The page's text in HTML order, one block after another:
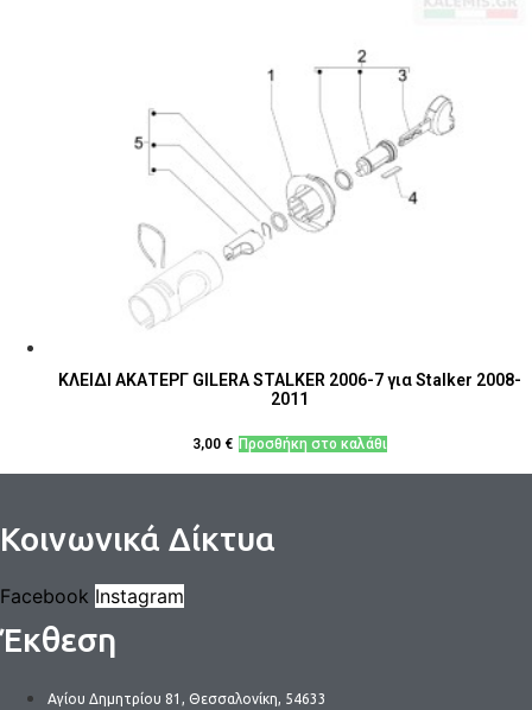
ΚΛΕΙΔΙ ΑΚΑΤΕΡΓ GILERA STALKER 2006-7 για Stalker 2008-
2011
3,00 € Προσθήκη στο καλάθι
Κοινωνικά Δίκτυα
Facebook Instagram
Έκθεση
Αγίου Δημητρίου 81, Θεσσαλονίκη, 54633